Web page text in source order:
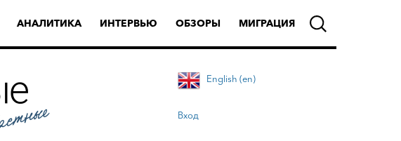
АНАЛИТИКА ИНТЕРВЬЮ ОБЗОРЫ МИГРАЦИЯ
English (en)
Вход